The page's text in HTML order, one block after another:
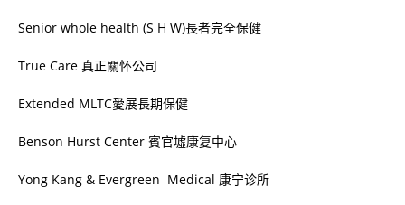
Senior whole health (S H W)長者完全保健
True Care 真正關怀公司
Extended MLTC愛展長期保健
Benson Hurst Center 賓官墟康复中心
Yong Kang & Evergreen Medical 康宁诊所